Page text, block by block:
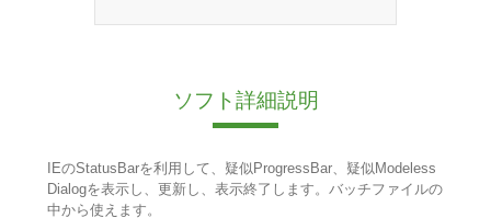
ソフト詳細説明
IEのStatusBarを利用して、疑似ProgressBar、疑似Modeless
Dialogを表示し、更新し、表示終了します。バッチファイルの
中から使えます。